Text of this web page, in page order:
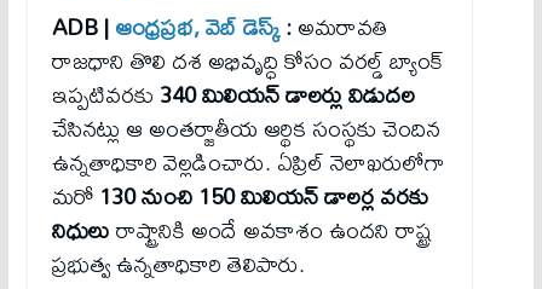
ADB |ఆంధ్రప్రభ,వెబ్ డెస్క్:అమరావతి
రాజధాని తొలి దశ అభివృద్ధి కోసం వరల్డ్ బ్యాంక్
ఇప్పటివరకు340 మిలియన్ డాలర్లు విడుదల
చేసినట్లు ఆ అంతర్జాతీయ ఆర్థిక సంస్థకు చెందిన
ఉన్నతాధికారి వెల్లడించారు. ఏప్రిల్ నెలాఖరులోగా
మరో130 నుంచి 150 మిలియన్ డాలర్ల వరకు
నిధులురాష్ట్రానికి అందే అవకాశం ఉందని రాష్ట్ర
ప్రభుత్వ ఉన్నతాధికారి తెలిపారు.